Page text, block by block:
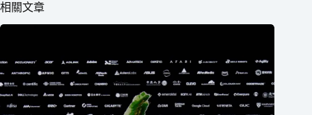
相關文章